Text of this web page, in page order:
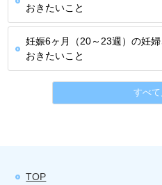
おきたいこと
妊娠6ヶ月（20～23週）の妊
おきたいこと
すべて
TOP